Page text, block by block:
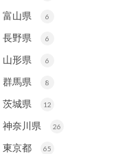
富山県 6
長野県 6
山形県 6
群馬県 8
茨城県 12
神奈川県 26
東京都 65